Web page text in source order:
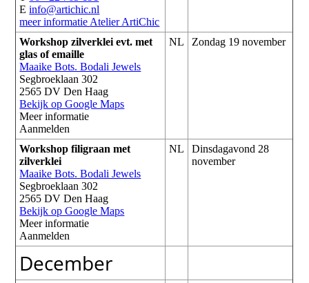
Einfo@artichic.nl
meer informatie Atelier ArtiChic
Workshop zilverklei evt. met
glas of emaille
Maaike Bots. Bodali Jewels
Segbroeklaan 302
2565 DV Den Haag
Bekijk op Google Maps
Meer informatie
Aanmelden
NL Zondag 19 november
Workshop filigraan met
zilverklei
Maaike Bots. Bodali Jewels
Segbroeklaan 302
2565 DV Den Haag
Bekijk op Google Maps
Meer informatie
Aanmelden
NL
Dinsdagavond 28
november
December